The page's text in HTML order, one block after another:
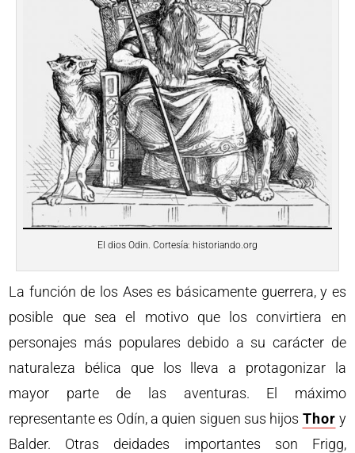
El dios Odin. Cortesía: historiando.org
La función de los Ases es básicamente guerrera, y es
posible que sea el motivo que los convirtiera en
personajes más populares debido a su carácter de
naturaleza bélica que los lleva a protagonizar la
mayor parte de las aventuras. El máximo
representante es Odín, a quien siguen sus hijos Thor y
Balder. Otras deidades importantes son Frigg,